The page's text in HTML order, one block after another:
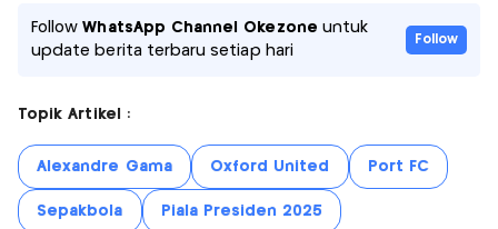
FollowWhatsApp Channel Okezone untuk
update berita terbaru setiap hari
Follow
Topik Artikel :
Alexandre Gama Oxford United Port FC
Sepakbola Piala Presiden 2025